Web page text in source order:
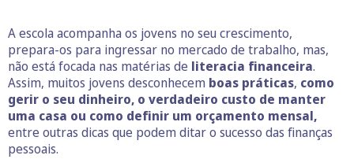
A escola acompanha os jovens no seu crescimento,
prepara-os para ingressar no mercado de trabalho, mas,
não está focada nas matérias de literacia financeira.
Assim, muitos jovens desconhecem boas práticas, como
gerir o seu dinheiro, o verdadeiro custo de manter
uma casa ou como definir um orçamento mensal,
entre outras dicas que podem ditar o sucesso das finanças
pessoais.